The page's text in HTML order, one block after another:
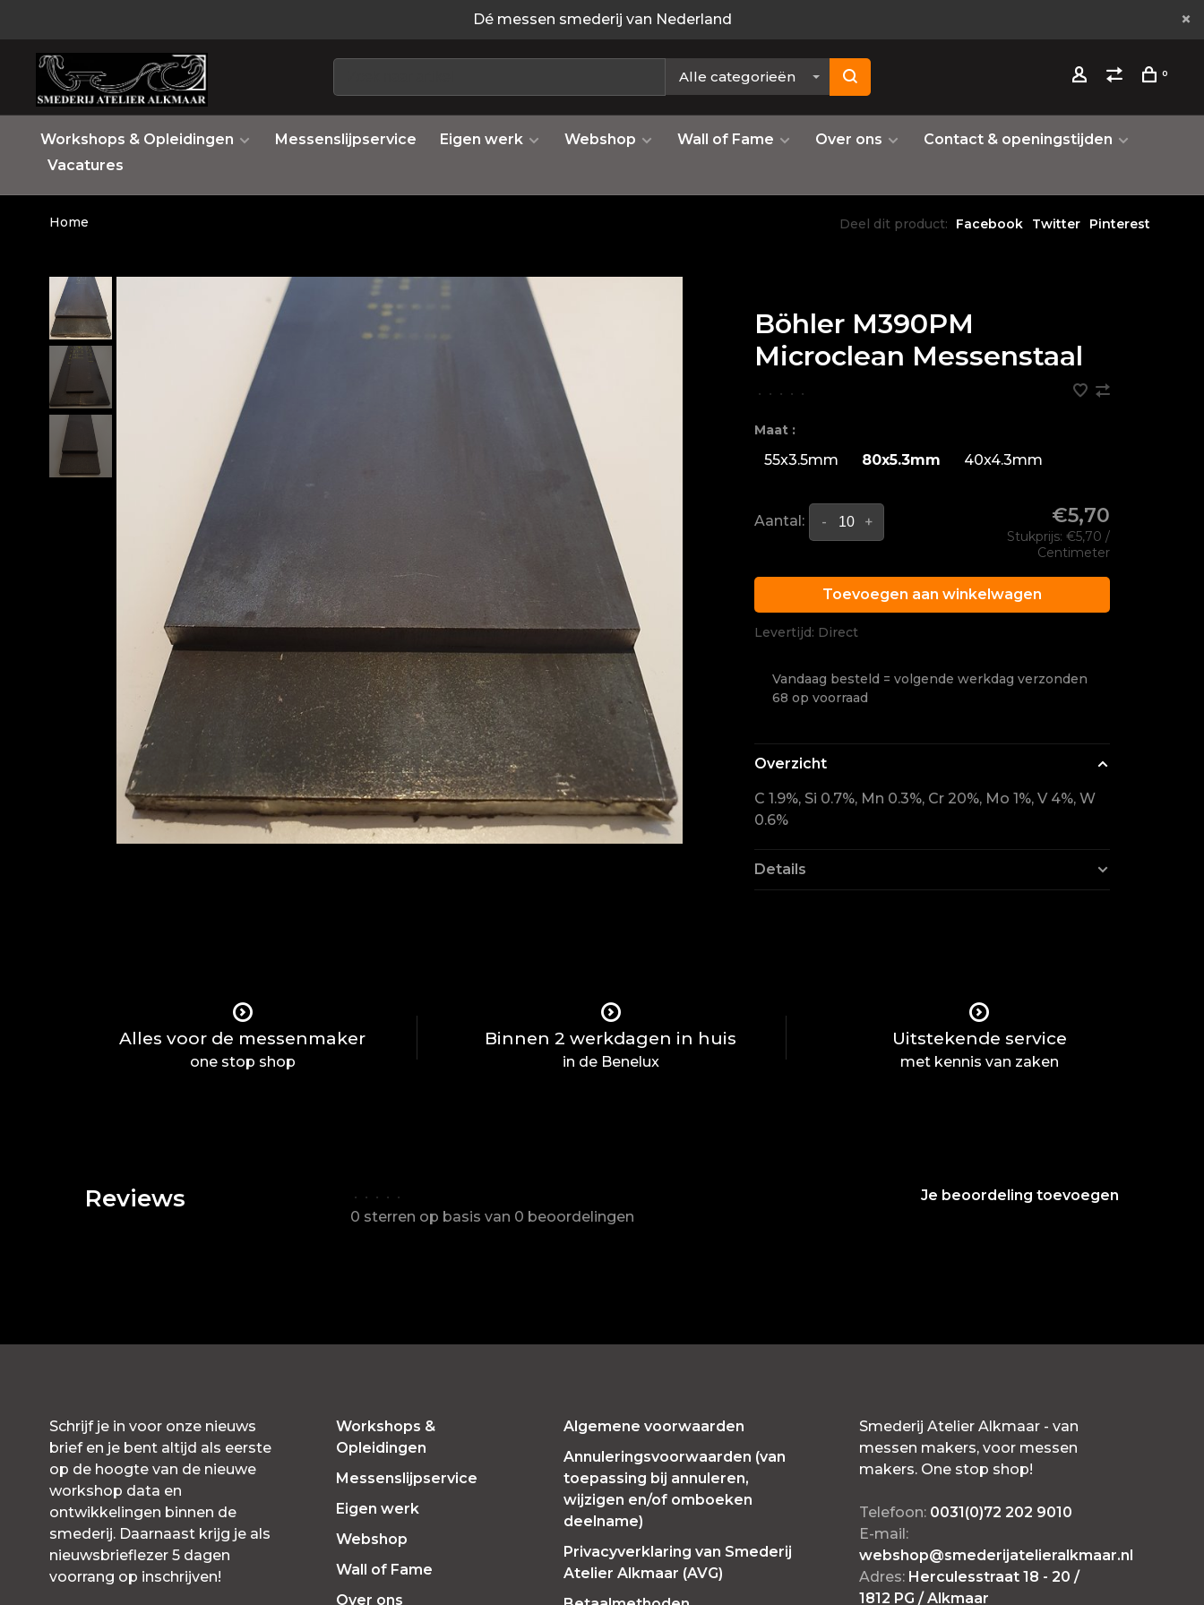
Dé messen smederij van Nederland
Alle categorieën 0
Workshops & Opleidingen Messenslijpservice Eigen werk Webshop Wall of Fame Over ons
Contact & openingstijden
Vacatures
Home Deel dit product: Facebook Twitter Pinterest
Böhler M390PM
Microclean Messenstaal
• • • • •
Maat :
55x3.5mm 80x5.3mm 40x4.3mm
Aantal: +
- €5,70
Stukprijs: €5,70 /
Centimeter
Toevoegen aan winkelwagen
Levertijd: Direct
Vandaag besteld = volgende werkdag verzonden
68 op voorraad
Overzicht
C 1.9%, Si 0.7%, Mn 0.3%, Cr 20%, Mo 1%, V 4%, W
0.6%
Details
Alles voor de messenmaker
one stop shop
Binnen 2 werkdagen in huis
in de Benelux
Uitstekende service
met kennis van zaken
Reviews • • • • •
0 sterren op basis van 0 beoordelingen
Je beoordeling toevoegen
Schrijf je in voor onze nieuws
brief en je bent altijd als eerste
op de hoogte van de nieuwe
workshop data en
ontwikkelingen binnen de
smederij. Daarnaast krijg je als
nieuwsbrieflezer 5 dagen
voorrang op inschrijven!
Workshops &
Opleidingen
Messenslijpservice
Eigen werk
Webshop
Wall of Fame
Over ons
Algemene voorwaarden
Annuleringsvoorwaarden (van
toepassing bij annuleren,
wijzigen en/of omboeken
deelname)
Privacyverklaring van Smederij
Atelier Alkmaar (AVG)
Smederij Atelier Alkmaar - van
messen makers, voor messen
makers. One stop shop!
Telefoon: 0031(0)72 202 9010
E-mail:
webshop@smederijatelieralkmaar.nl
Adres: Herculesstraat 18 - 20 /
1812 PG / Alkmaar